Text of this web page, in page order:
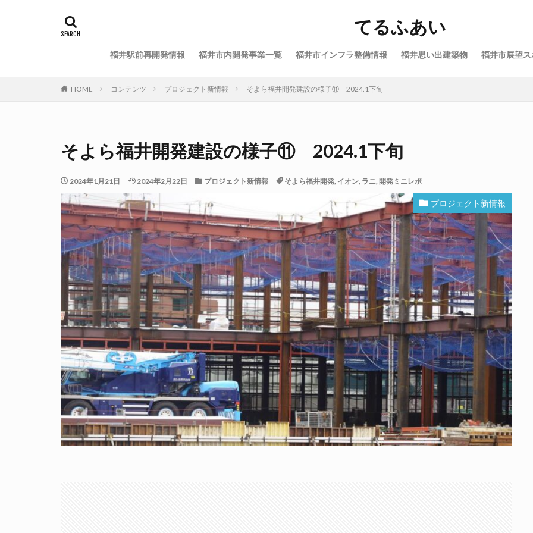
てるふあい
福井駅前再開発情報 福井市内開発事業一覧 福井市インフラ整備情報 福井思い出建築物 福井市展望
HOME コンテンツ プロジェクト新情報 そよら福井開発建設の様子⑪ 2024.1下旬
そよら福井開発建設の様子⑪ 2024.1下旬
2024年1月21日 2024年2月22日 プロジェクト新情報 そよら福井開発, イオン, ラニ, 開発ミニレポ
プロジェクト新情報